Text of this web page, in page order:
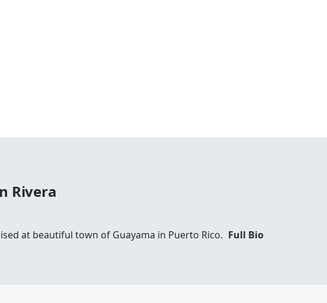
Rivera
at beautiful town of Guayama in Puerto Rico. Full Bio